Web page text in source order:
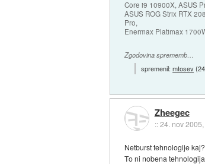
Core i9 10900X, ASUS
ASUS ROG Strix RTX
Pro,
Enermax Platimax
Zgodovina sprememb…
spremenil:mtosev(
Zheegec
::24. nov
Netburst tehnologije
To ni nobena